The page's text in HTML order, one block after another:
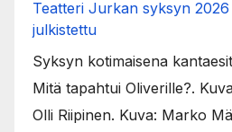
Teatteri Jurkan syksyn
julkistettu
Syksyn kotimaisena
Mitä tapahtui Oliverille?.
Olli Riipinen. Kuva: Marko